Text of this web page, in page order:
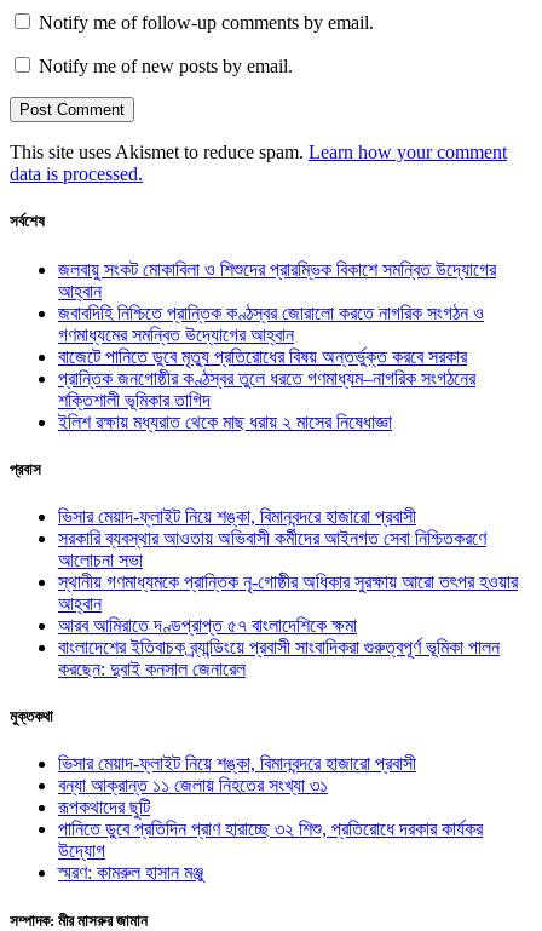
Notify me of follow-up comments by email.
Notify me of new posts by email.
This site uses Akismet to reduce spam. Learn how your comment
data is processed.
সর্বশেষ
জলবায়ু সংকট মোকাবিলা ও শিশুদের প্রারম্ভিক বিকাশে সমন্বিত উদ্যোগের
আহ্বান
জবাবদিহি নিশ্চিতে প্রান্তিক কণ্ঠস্বর জোরালো করতে নাগরিক সংগঠন ও
গণমাধ্যমের সমন্বিত উদ্যোগের আহ্বান
বাজেটে পানিতে ডুবে মৃত্যু প্রতিরোধের বিষয় অন্তর্ভুক্ত করবে সরকার
প্রান্তিক জনগোষ্ঠীর কণ্ঠস্বর তুলে ধরতে গণমাধ্যম–নাগরিক সংগঠনের
শক্তিশালী ভূমিকার তাগিদ
ইলিশ রক্ষায় মধ্যরাত থেকে মাছ ধরায় ২ মাসের নিষেধাজ্ঞা
প্রবাস
ভিসার মেয়াদ-ফ্লাইট নিয়ে শঙ্কা, বিমানবন্দরে হাজারো প্রবাসী
সরকারি ব্যবস্থার আওতায় অভিবাসী কর্মীদের আইনগত সেবা নিশ্চিতকরণে
আলোচনা সভা
স্থানীয় গণমাধ্যমকে প্রান্তিক নৃ-গোষ্ঠীর অধিকার সুরক্ষায় আরো তৎপর হওয়ার
আহ্বান
আরব আমিরাতে দণ্ডপ্রাপ্ত ৫৭ বাংলাদেশিকে ক্ষমা
বাংলাদেশের ইতিবাচক ব্র্যান্ডিংয়ে প্রবাসী সাংবাদিকরা গুরুত্বপূর্ণ ভূমিকা পালন
করছেন: দুবাই কনসাল জেনারেল
মুক্তকথা
ভিসার মেয়াদ-ফ্লাইট নিয়ে শঙ্কা, বিমানবন্দরে হাজারো প্রবাসী
বন্যা আক্রান্ত ১১ জেলায় নিহতের সংখ্যা ৩১
রূপকথাদের ছুটি
পানিতে ডুবে প্রতিদিন প্রাণ হারাচ্ছে ৩২ শিশু, প্রতিরোধে দরকার কার্যকর
উদ্যোগ
স্মরণ: কামরুল হাসান মঞ্জু
সম্পাদক: মীর মাসরুর জামান